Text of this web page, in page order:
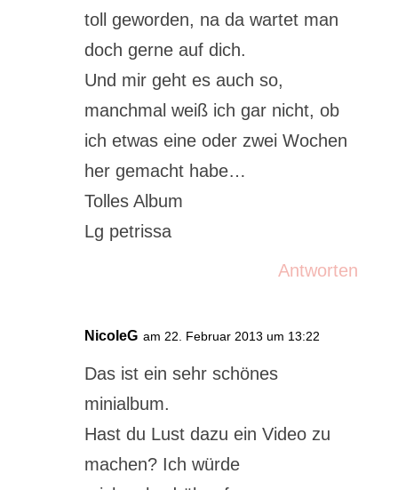
toll geworden, na da wartet man
doch gerne auf dich.
Und mir geht es auch so,
manchmal weiß ich gar nicht, ob
ich etwas eine oder zwei Wochen
her gemacht habe…
Tolles Album
Lg petrissa
Antworten
NicoleG am 22. Februar 2013 um 13:22
Das ist ein sehr schönes
minialbum.
Hast du Lust dazu ein Video zu
machen? Ich würde